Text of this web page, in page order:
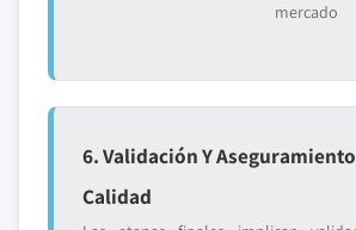
mercado
6. Validación Y
Calidad